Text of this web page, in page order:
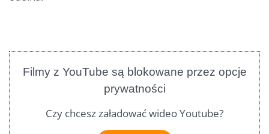
Filmy z YouTube są blokowane przez opcje
prywatności
Czy chcesz załadować wideo Youtube?